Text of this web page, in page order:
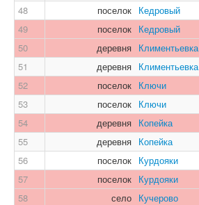
48
поселок Кедровый
49
поселок Кедровый
50
деревня Климентьевка
51
деревня Климентьевка
52
поселок Ключи
53
поселок Ключи
54
деревня Копейка
55
деревня Копейка
56
поселок Курдояки
57
поселок Курдояки
58
село Кучерово